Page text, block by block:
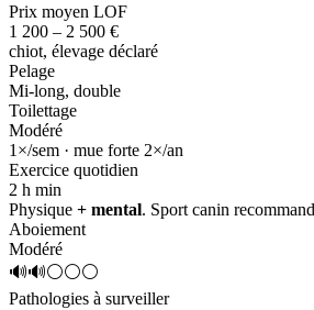
Prix moyen LOF
1 200 – 2 500 €
chiot, élevage déclaré
Pelage
Mi-long, double
Toilettage
Modéré
1×/sem · mue forte 2×/an
Exercice quotidien
2 h min
Physique + mental. Sport canin
Aboiement
Modéré
🔊🔊⚪⚪⚪
Pathologies à surveiller